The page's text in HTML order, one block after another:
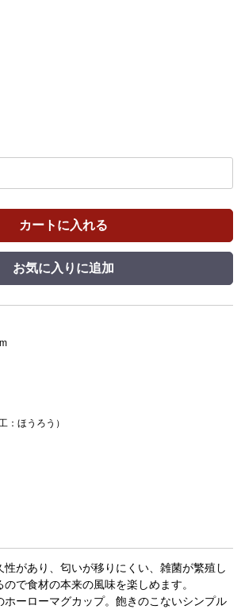
カートに入れる
お気に入りに追加
：ほうろう）
があり、匂いが移りにくい、雑菌が繁殖し
で食材の本来の風味を楽しめます。
ホーローマグカップ。飽きのこないシンプル